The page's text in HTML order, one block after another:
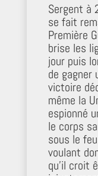
Sergent à
se fait
Première
brise les
jour puis
de gagner
victoire
même la
espionné
le corps
sous le
voulant
qu’il croit